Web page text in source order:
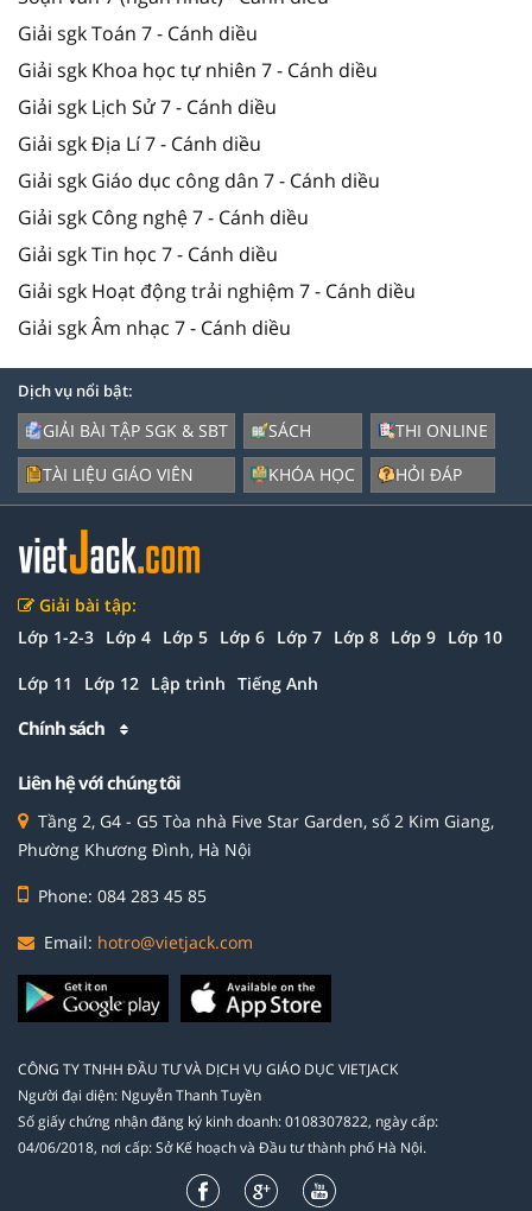
Giải sgk Toán 7 - Cánh diều
Giải sgk Khoa học tự nhiên 7 - Cánh diều
Giải sgk Lịch Sử 7 - Cánh diều
Giải sgk Địa Lí 7 - Cánh diều
Giải sgk Giáo dục công dân 7 - Cánh diều
Giải sgk Công nghệ 7 - Cánh diều
Giải sgk Tin học 7 - Cánh diều
Giải sgk Hoạt động trải nghiệm 7 - Cánh diều
Giải sgk Âm nhạc 7 - Cánh diều
Dịch vụ nổi bật:
GIẢI BÀI TẬP SGK & SBT
TÀI LIỆU GIÁO VIÊN
SÁCH
KHÓA HỌC
THI ONLINE
HỎI ĐÁP
Giải bài tập:
Lớp 1-2-3 Lớp 4 Lớp 5 Lớp 6 Lớp 7 Lớp 8 Lớp 9 Lớp 10
Lớp 11 Lớp 12 Lập trình Tiếng Anh
Chính sách
Liên hệ với chúng tôi
Tầng 2, G4 - G5 Tòa nhà Five Star Garden, số 2 Kim Giang,
Phường Khương Đình, Hà Nội
Phone: 084 283 45 85
Email: hotro@vietjack.com
CÔNG TY TNHH ĐẦU TƯ VÀ DỊCH VỤ GIÁO DỤC VIETJACK
Người đại diện: Nguyễn Thanh Tuyền
Số giấy chứng nhận đăng ký kinh doanh: 0108307822, ngày cấp:
04/06/2018, nơi cấp: Sở Kế hoạch và Đầu tư thành phố Hà Nội.